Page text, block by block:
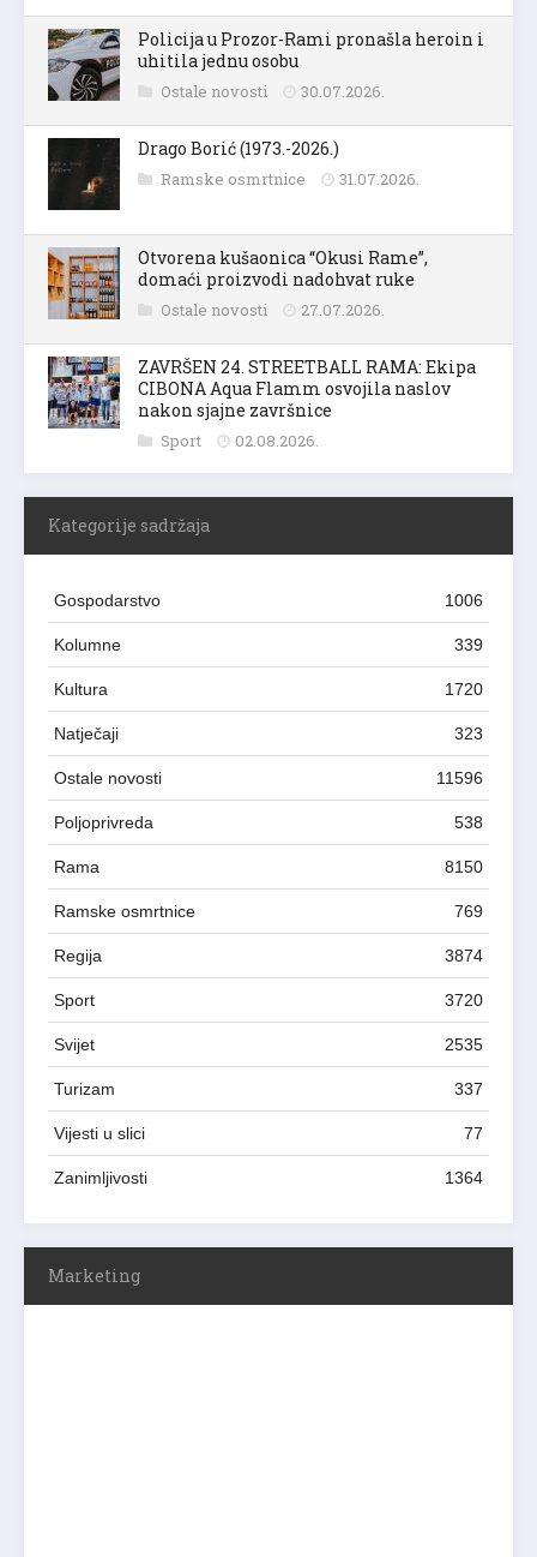
Policija u Prozor-Rami pronašla heroin i
uhitila jednu osobu
Ostale novosti 30.07.2026.
Drago Borić (1973.-2026.)
Ramske osmrtnice 31.07.2026.
Otvorena kušaonica “Okusi Rame”,
domaći proizvodi nadohvat ruke
Ostale novosti 27.07.2026.
ZAVRŠEN 24. STREETBALL RAMA: Ekipa
CIBONA Aqua Flamm osvojila naslov
nakon sjajne završnice
Sport 02.08.2026.
Kategorije sadržaja
Gospodarstvo 1006
Kolumne 339
Kultura 1720
Natječaji 323
Ostale novosti 11596
Poljoprivreda 538
Rama 8150
Ramske osmrtnice 769
Regija 3874
Sport 3720
Svijet 2535
Turizam 337
Vijesti u slici 77
Zanimljivosti 1364
Marketing